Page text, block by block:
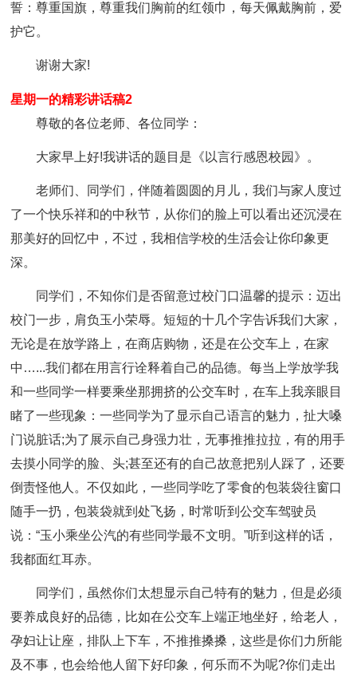
誓：尊重国旗，尊重我们胸前的红领巾，每天佩戴胸前，爱
护它。
谢谢大家!
星期一的精彩讲话稿2
尊敬的各位老师、各位同学：
大家早上好!我讲话的题目是《以言行感恩校园》。
老师们、同学们，伴随着圆圆的月儿，我们与家人度过
了一个快乐祥和的中秋节，从你们的脸上可以看出还沉浸在
那美好的回忆中，不过，我相信学校的生活会让你印象更
深。
同学们，不知你们是否留意过校门口温馨的提示：迈出
校门一步，肩负玉小荣辱。短短的十几个字告诉我们大家，
无论是在放学路上，在商店购物，还是在公交车上，在家
中…...我们都在用言行诠释着自己的品德。每当上学放学我
和一些同学一样要乘坐那拥挤的公交车时，在车上我亲眼目
睹了一些现象：一些同学为了显示自己语言的魅力，扯大嗓
门说脏话;为了展示自己身强力壮，无事推推拉拉，有的用手
去摸小同学的脸、头;甚至还有的自己故意把别人踩了，还要
倒责怪他人。不仅如此，一些同学吃了零食的包装袋往窗口
随手一扔，包装袋就到处飞扬，时常听到公交车驾驶员
说：“玉小乘坐公汽的有些同学最不文明。”听到这样的话，
我都面红耳赤。
同学们，虽然你们太想显示自己特有的魅力，但是必须
要养成良好的品德，比如在公交车上端正地坐好，给老人，
孕妇让让座，排队上下车，不推推搡搡，这些是你们力所能
及不事，也会给他人留下好印象，何乐而不为呢?你们走出